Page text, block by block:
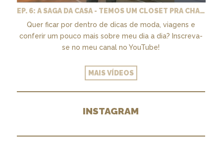
EP. 6: A SAGA DA CASA - TEMOS UM CLOSET PRA CHAMAR DE NOSSO + MARCENARIA E PAISAGISMO
Quer ficar por dentro de dicas de moda, viagens e
conferir um pouco mais sobre meu dia a dia? Inscreva-
se no meu canal no YouTube!
MAIS VÍDEOS
INSTAGRAM